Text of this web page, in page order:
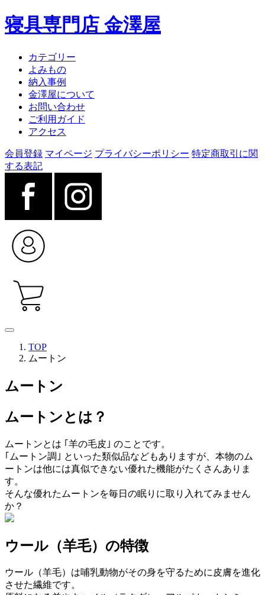
寝具専門店 金澤屋
カテゴリー
よみもの
納入事例
金澤屋について
お問い合わせ
ご利用ガイド
アクセス
会員登録 マイページ プライバシーポリシー 特定商取引に関
する表記
TOP
ムートン
ムートン
ムートンとは？
ムートンとは ｢羊の毛皮｣ のことです。
｢ムートン調｣ といった類似品などもありますが、本物のム
ートンは他には真似できない優れた機能がたくさんありま
す。
そんな優れたムートンを毎日の眠りに取り入れてみません
か？
ウール（羊毛）の特徴
ウール（羊毛）は哺乳動物がその身を守るために皮膚を進化
させた繊維です。